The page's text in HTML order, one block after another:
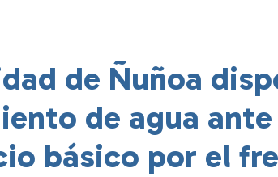
de Ñuñoa
de agua
básico por el